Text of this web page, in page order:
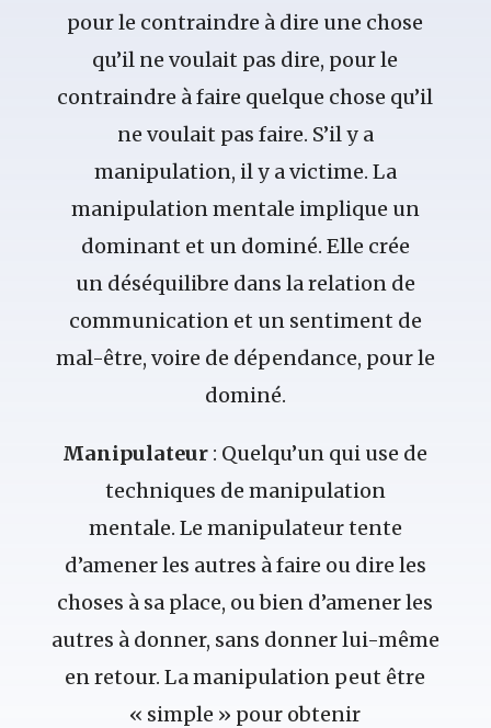
pour le contraindre à dire une chose
qu’il ne voulait pas dire, pour le
contraindre à faire quelque chose qu’il
ne voulait pas faire. S’il y a
manipulation, il y a victime. La
manipulation mentale implique un
dominant et un dominé. Elle crée
un déséquilibre dans la relation de
communication et un sentiment de
mal-être, voire de dépendance, pour le
dominé.
Manipulateur : Quelqu’un qui use de
techniques de manipulation
mentale. Le manipulateur tente
d’amener les autres à faire ou dire les
choses à sa place, ou bien d’amener les
autres à donner, sans donner lui-même
en retour. La manipulation peut être
« simple » pour obtenir